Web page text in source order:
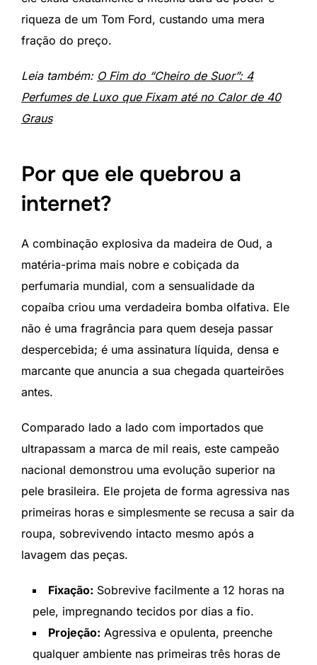
riqueza de um Tom Ford, custando uma mera
fração do preço.
Leia também: O Fim do “Cheiro de Suor”: 4
Perfumes de Luxo que Fixam até no Calor de 40
Graus
Por que ele quebrou a
internet?
A combinação explosiva da madeira de Oud, a
matéria-prima mais nobre e cobiçada da
perfumaria mundial, com a sensualidade da
copaíba criou uma verdadeira bomba olfativa. Ele
não é uma fragrância para quem deseja passar
despercebida; é uma assinatura líquida, densa e
marcante que anuncia a sua chegada quarteirões
antes.
Comparado lado a lado com importados que
ultrapassam a marca de mil reais, este campeão
nacional demonstrou uma evolução superior na
pele brasileira. Ele projeta de forma agressiva nas
primeiras horas e simplesmente se recusa a sair da
roupa, sobrevivendo intacto mesmo após a
lavagem das peças.
Fixação: Sobrevive facilmente a 12 horas na
pele, impregnando tecidos por dias a fio.
Projeção: Agressiva e opulenta, preenche
qualquer ambiente nas primeiras três horas de